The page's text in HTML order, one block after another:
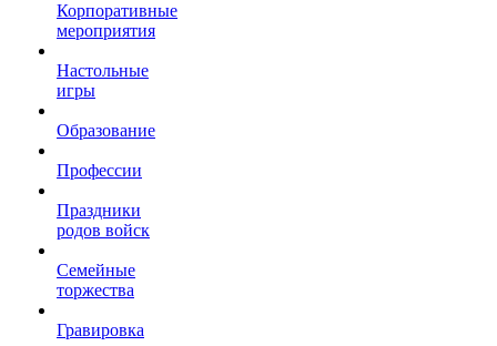
Корпоративные
мероприятия
Настольные
игры
Образование
Профессии
Праздники
родов войск
Семейные
торжества
Гравировка